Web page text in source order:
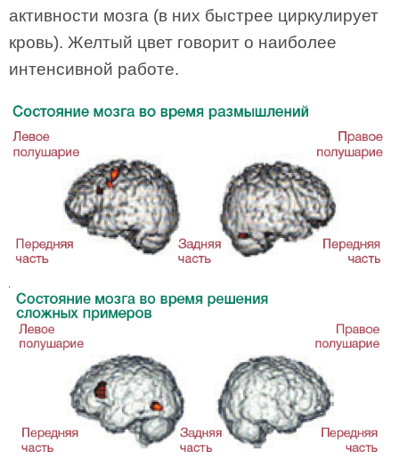
активности мозга (в них быстрее циркулирует
кровь). Желтый цвет говорит о наиболее
интенсивной работе.